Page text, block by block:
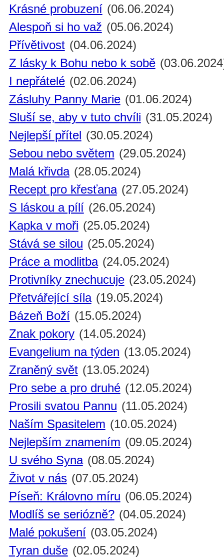
Krásné probuzení (06.06.2024)
Alespoň si ho važ (05.06.2024)
Přívětivost (04.06.2024)
Z lásky k Bohu nebo k sobě
I nepřátelé (02.06.2024)
Zásluhy Panny Marie (01.06.2024)
Sluší se, aby v tuto chvíli (31.05.2024)
Nejlepší přítel (30.05.2024)
Sebou nebo světem (29.05.2024)
Malá křivda (28.05.2024)
Recept pro křesťana (27.05.2024)
S láskou a pílí (26.05.2024)
Kapka v moři (25.05.2024)
Stává se silou (25.05.2024)
Práce a modlitba (24.05.2024)
Protivníky znechucuje (23.05.2024)
Přetvářející síla (19.05.2024)
Bázeň Boží (15.05.2024)
Znak pokory (14.05.2024)
Evangelium na týden (13.05.2024)
Zraněný svět (13.05.2024)
Pro sebe a pro druhé (12.05.2024)
Prosili svatou Pannu (11.05.2024)
Naším Spasitelem (10.05.2024)
Nejlepším znamením (09.05.2024)
U svého Syna (08.05.2024)
Život v nás (07.05.2024)
Píseň: Královno míru (06.05.2024)
Modlíš se seriózně? (04.05.2024)
Malé pokušení (03.05.2024)
Tyran duše (02.05.2024)